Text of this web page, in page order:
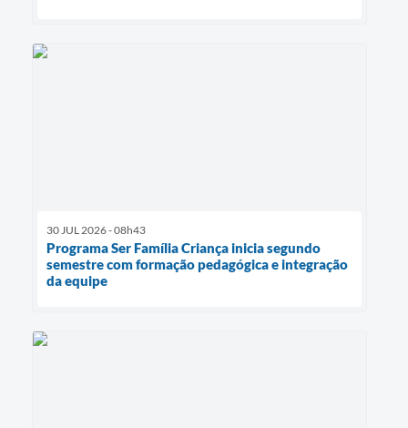
30 JUL 2026 - 08h43
Programa Ser Família Criança inicia segundo
semestre com formação pedagógica e integração
da equipe